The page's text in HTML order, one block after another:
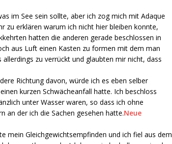
im See sein sollte, aber ich zog mich mit Adaque
zu erklären warum ich nicht hier bleiben konnte,
hatten die anderen gerade beschlossen in
aus Luft einen Kasten zu formen mit dem man
zu verrückt und glaubten mir nicht, dass
Richtung davon, würde ich es eben selber
kurzen Schwächeanfall hatte. Ich beschloss
unter Wasser waren, so dass ich ohne
an der ich die Sachen gesehen hatte.Neue
mein Gleichgewichtsempfinden und ich fiel aus dem